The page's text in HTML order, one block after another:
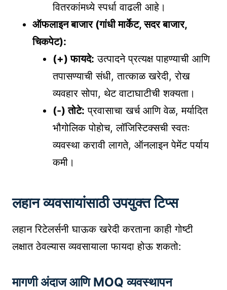
वितरकांमध्ये स्पर्धा वाढली आहे।
ऑफलाइन बाजार (गांधी मार्केट, सदर बाजार,
चिकपेट):
(+) फायदे: उत्पादने प्रत्यक्ष पाहण्याची आणि
तपासण्याची संधी, तात्काळ खरेदी, रोख
व्यवहार सोपा, थेट वाटाघाटीची शक्यता।
(-) तोटे: प्रवासाचा खर्च आणि वेळ, मर्यादित
भौगोलिक पोहोच, लॉजिस्टिक्सची स्वतः
व्यवस्था करावी लागते, ऑनलाइन पेमेंट पर्याय
कमी।
लहान व्यवसायांसाठी उपयुक्त टिप्स
लहान रिटेलर्सनी घाऊक खरेदी करताना काही गोष्टी
लक्षात ठेवल्यास व्यवसायाला फायदा होऊ शकतो:
मागणी अंदाज आणि MOQ व्यवस्थापन